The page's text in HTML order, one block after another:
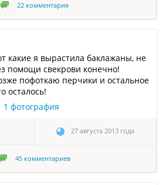
22 комментария
какие я вырастила баклажаны, не
помощи свекрови конечно!
пофоткаю перчики и остальное
осталось!
1 фотография
27 августа 2013 года
45 комментариев